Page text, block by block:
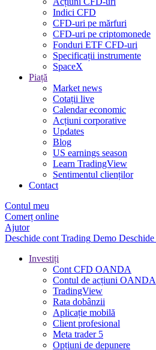
Indici CFD
CFD-uri pe mărfuri
CFD-uri pe criptomonede
Fonduri ETF CFD-uri
Specificații instrumente
SpaceX
Piață
Market news
Cotații live
Calendar economic
Acțiuni corporative
Updates
Blog
US earnings season
Learn TradingView
Sentimentul clienților
Contact
Contul meu
Comerț online
Ajutor
Deschide cont Trading Demo
Investiți
Cont CFD OANDA
Contul de acțiuni OANDA
TradingView
Rata dobânzii
Aplicație mobilă
Client profesional
Meta trader 5
Opțiuni de depunere